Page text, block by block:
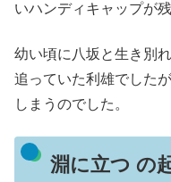
いハンディキャップが残
幼い頃に八坂と生き別
追っていた利雄でした
しまうのでした。
淵に立つ の